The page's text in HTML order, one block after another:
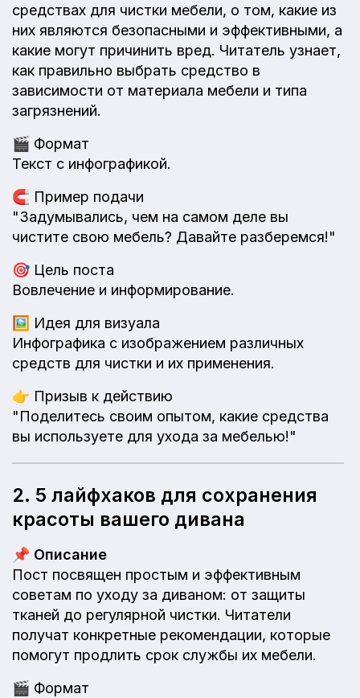
средствах для чистки мебели, о том, какие из
них являются безопасными и эффективными, а
какие могут причинить вред. Читатель узнает,
как правильно выбрать средство в
зависимости от материала мебели и типа
загрязнений.
🎬 Формат
Текст с инфографикой.
🧲 Пример подачи
"Задумывались, чем на самом деле вы
чистите свою мебель? Давайте разберемся!"
🎯 Цель поста
Вовлечение и информирование.
🖼️ Идея для визуала
Инфографика с изображением различных
средств для чистки и их применения.
👉 Призыв к действию
"Поделитесь своим опытом, какие средства
вы используете для ухода за мебелью!"
2. 5 лайфхаков для сохранения
красоты вашего дивана
📌 Описание
Пост посвящен простым и эффективным
советам по уходу за диваном: от защиты
тканей до регулярной чистки. Читатели
получат конкретные рекомендации, которые
помогут продлить срок службы их мебели.
🎬 Формат